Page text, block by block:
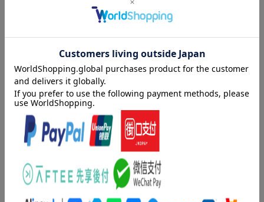
高校二年の夏までに、小鳩君と小佐内さんが遭遇した四つの謎
シリーズ第二作品集
「なあ常悟朗。お前に頼んでいいことなのかどうかわからないん
だが……小佐内を紹介してくれないか？」堂島健吾曰く、かつて
絵の謎を解いた（ことになっている）小佐内さんに、もう一度知
恵を借りたいのだという。──美術家の縞大我が、サンフランシス
コ・ビエンナーレの黒熊賞を受賞した。健吾は地元のテレビ局に
頼まれ学内を捜索、彼の在校時代の作品を発見するが、その作品
は模写でありながら展覧会に出品された事実も掘り起こしてしま
ったのだ。果たしてこの作品は盗作か否か？ 小市民を目指す小
鳩君と小佐内さんの謎解きの日々。大人気シリーズ、待望の第二
内容紹介（「BOOK」データベースより）
小佐内さんとぼくは、しばしば奇妙な謎に遭遇してきた。そうし